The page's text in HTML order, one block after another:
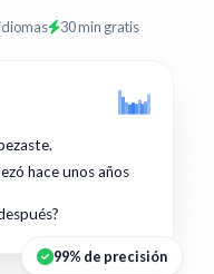
30 min gratis
hace unos años
99% de precisión